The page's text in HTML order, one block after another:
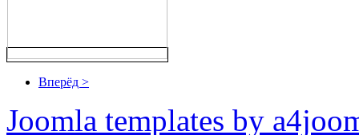
Вперёд >
Joomla templates by